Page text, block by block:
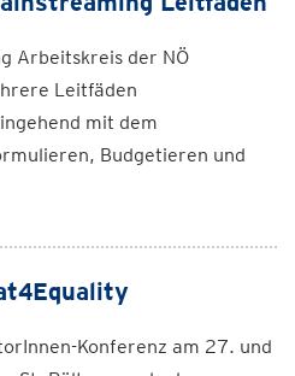
Arbeitskreis der NÖ
Leitfäden
mit dem
Budgetieren und
Konferenz am 27. und